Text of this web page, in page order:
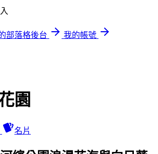
部落格後台
我的帳號
園
名片